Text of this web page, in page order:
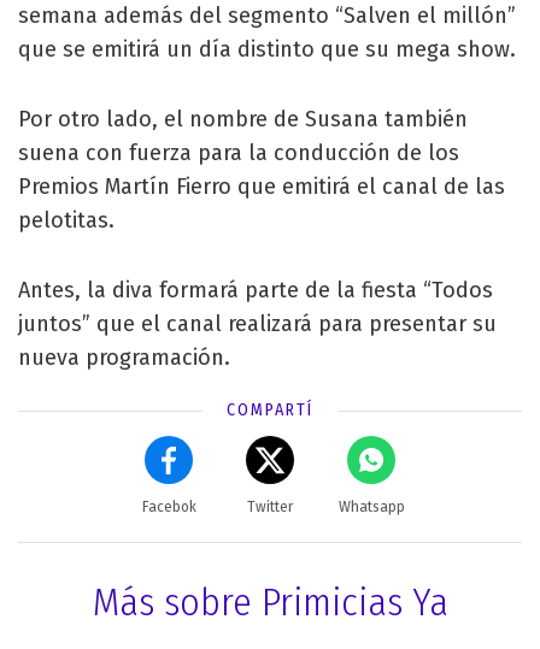
semana además del segmento “Salven el millón”
que se emitirá un día distinto que su mega show.
Por otro lado, el nombre de Susana también
suena con fuerza para la conducción de los
Premios Martín Fierro que emitirá el canal de las
pelotitas.
Antes, la diva formará parte de la fiesta “Todos
juntos” que el canal realizará para presentar su
nueva programación.
COMPARTÍ
Facebok Twitter Whatsapp
Más sobre Primicias Ya